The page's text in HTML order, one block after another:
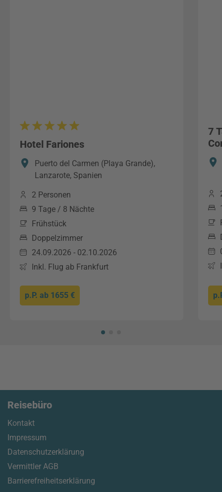
Hotel Fariones
Puerto del Carmen (Playa Grande),
Lanzarote, Spanien
2 Personen
9 Tage / 8 Nächte
Frühstück
Doppelzimmer
24.09.2026 - 02.10.2026
Inkl. Flug ab Frankfurt
p.P. ab 1655 €
7
Reisebüro
Kontakt
Impressum
Datenschutzerklärung
Vermittler AGB
Barrierefreiheitserklärung